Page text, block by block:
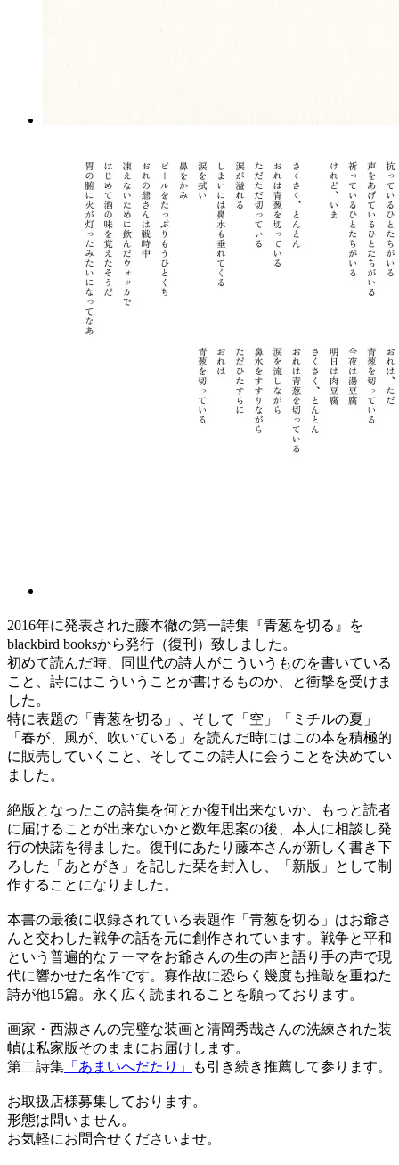
2016年に発表された藤本徹の第一詩集『青葱を切る』を
blackbird booksから発行（復刊）致しました。
初めて読んだ時、同世代の詩人がこういうものを書いている
こと、詩にはこういうことが書けるものか、と衝撃を受けま
した。
特に表題の「青葱を切る」、そして「空」「ミチルの夏」
「春が、風が、吹いている」を読んだ時にはこの本を積極的
に販売していくこと、そしてこの詩人に会うことを決めてい
ました。
絶版となったこの詩集を何とか復刊出来ないか、もっと読者
に届けることが出来ないかと数年思案の後、本人に相談し発
行の快諾を得ました。復刊にあたり藤本さんが新しく書き下
ろした「あとがき」を記した栞を封入し、「新版」として制
作することになりました。
本書の最後に収録されている表題作「青葱を切る」はお爺さ
んと交わした戦争の話を元に創作されています。戦争と平和
という普遍的なテーマをお爺さんの生の声と語り手の声で現
代に響かせた名作です。寡作故に恐らく幾度も推敲を重ねた
詩が他15篇。永く広く読まれることを願っております。
画家・西淑さんの完璧な装画と清岡秀哉さんの洗練された装
幀は私家版そのままにお届けします。
第二詩集 「あまいへだたり」 も引き続き推薦して参ります。
お取扱店様募集しております。
形態は問いません。
お気軽にお問合せくださいませ。